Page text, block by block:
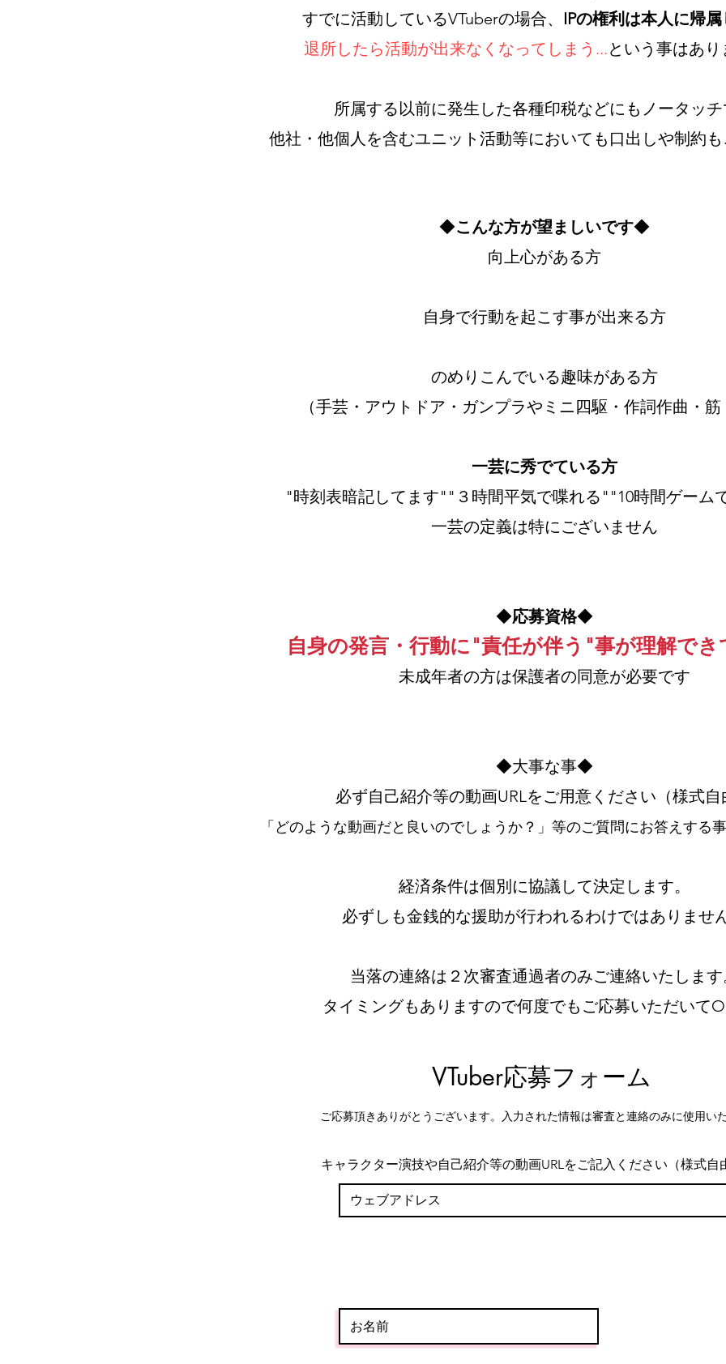
すでに活動しているVTuberの場合、 IPの権利は本人に帰属
退所したら活動が出来なくなってしまう...という事はあり
所属する以前に発生した各種印税などにもノータッ
他社・他個人を含むユニット活動等においても口出しや制約
◆こんな方が望ましいです◆
向上心がある方
自身で行動を起こす事が出来る方
のめりこんでいる趣味がある方
（手芸・アウトドア・ガンプラやミニ四駆・作詞作曲・筋
一芸に秀でている方
"時刻表暗記してます""３時間平気で喋れる""10時間ゲーム
一芸の定義は特にございません
◆応募資格◆
自身の発言・行動に"責任が伴う"事が理解でき
未成年者の方は保護者の同意が必要です
◆大事な事◆
必ず自己紹介等の動画URLをご用意ください （様式自
「どのような動画だと良いのでしょうか？」等のご質問にお答えする事
経済条件は個別に協議して決定します。
必ずしも金銭的な援助が行われるわけではありません
当落の連絡は２次審査通過者のみご連絡いたします
タイミングもありますので何度でもご応募いただいて
VTuber応募フォーム
ご応募頂きありがとうございます。入力された情報は審査と連絡のみに使用い
キャラクター演技や自己紹介等の動画URLをご記入ください（様式自